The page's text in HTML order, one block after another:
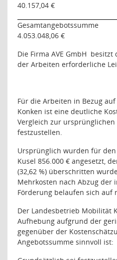
40.157,04 €
Gesamtangebotssumme
4.053.048,06 €
Die Firma AVE GmbH besitzt
der Arbeiten erforderliche
Für die Arbeiten in Bezug
Konken ist eine deutliche
Vergleich zur ursprünglichen
festzustellen.
Ursprünglich wurden für
Kusel 856.000 € angesetzt,
(32,62 %) überschritten
Mehrkosten nach Abzug der
Förderung belaufen sich auf
Der Landesbetrieb Mobilität
Aufhebung aufgrund der
gegenüber der
Angebotssumme sinnvoll ist: